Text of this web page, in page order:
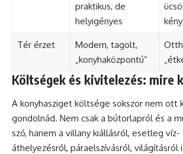
praktikus, de
helyigényes
Tér érzet
Modern, tagolt,
„konyhaközpontú”
Költségek és kivitelezés: mire
A konyhasziget költsége sokszor nem ott
gondolnád. Nem csak a bútorlapról és a
szó, hanem a villany kiállásról, esetleg
áthelyezésről, páraelszívásról, világításról